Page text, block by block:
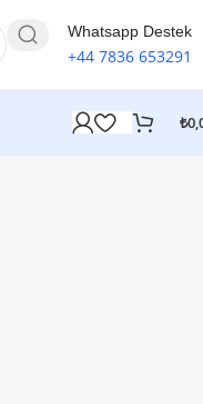
Whatsapp Destek
+44 7836 653291
₺